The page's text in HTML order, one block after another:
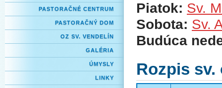
PASTORAČNÉ CENTRUM
PASTORAČNÝ DOM
OZ SV. VENDELÍN
GALÉRIA
ÚMYSLY
LINKY
Piatok: Sv.
Sobota: Sv.
Budúca
Rozpis sv.